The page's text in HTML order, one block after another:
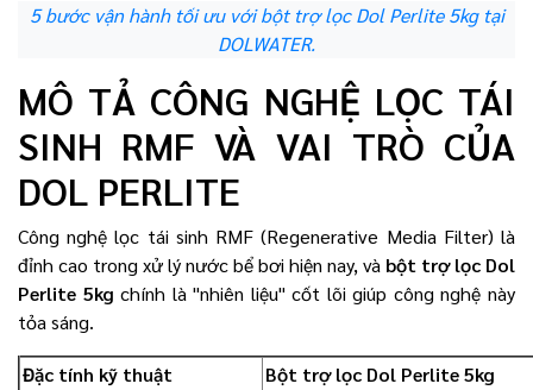
5 bước vận hành tối ưu với bột trợ lọc Dol Perlite 5kg tại
DOLWATER.
MÔ TẢ CÔNG NGHỆ LỌC TÁI
SINH RMF VÀ VAI TRÒ CỦA
DOL PERLITE
Công nghệ lọc tái sinh RMF (Regenerative Media Filter) là
đỉnh cao trong xử lý nước bể bơi hiện nay, và bột trợ lọc Dol
Perlite 5kg chính là "nhiên liệu" cốt lõi giúp công nghệ này
tỏa sáng.
Đặc tính kỹ thuật Bột trợ lọc Dol Perlite 5kg